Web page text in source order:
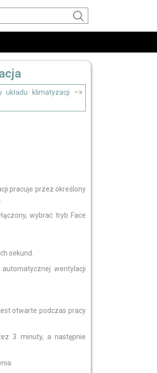
układu klimatyzacji –>
pracuje przez określony
wybrać tryb Face
sekund.
wentylacji
otwarte podczas pracy
3 minuty, a następnie